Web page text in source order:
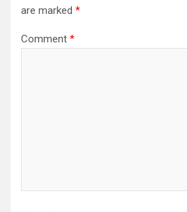
are marked *
Comment *